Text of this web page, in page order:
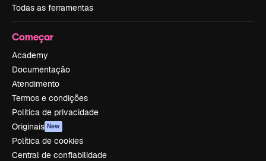
Todas as ferramentas
Começar
Academy
Documentação
Atendimento
Termos e condições
Política de privacidade
Originais New
Política de cookies
Central de confiabilidade